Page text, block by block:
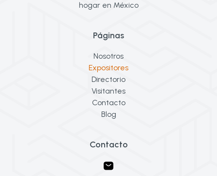
hogar en México
Páginas
Nosotros
Expositores
Directorio
Visitantes
Contacto
Blog
Contacto